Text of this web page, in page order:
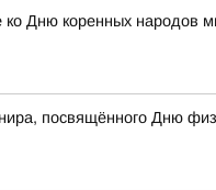
ко Дню коренных народов
посвящённого Дню